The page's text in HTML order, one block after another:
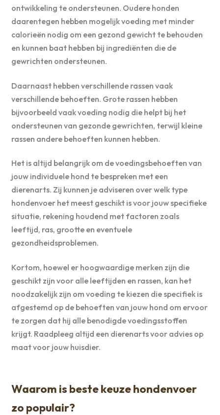
ontwikkeling te ondersteunen. Oudere honden
daarentegen hebben mogelijk voeding met minder
calorieën nodig om een gezond gewicht te behouden
en kunnen baat hebben bij ingrediënten die de
gewrichten ondersteunen.
Daarnaast hebben verschillende rassen vaak
verschillende behoeften. Grote rassen hebben
bijvoorbeeld vaak voeding nodig die helpt bij het
ondersteunen van gezonde gewrichten, terwijl kleine
rassen andere behoeften kunnen hebben.
Het is altijd belangrijk om de voedingsbehoeften van
jouw individuele hond te bespreken met een
dierenarts. Zij kunnen je adviseren over welk type
hondenvoer het meest geschikt is voor jouw specifieke
situatie, rekening houdend met factoren zoals
leeftijd, ras, grootte en eventuele
gezondheidsproblemen.
Kortom, hoewel er hoogwaardige merken zijn die
geschikt zijn voor alle leeftijden en rassen, kan het
noodzakelijk zijn om voeding te kiezen die specifiek is
afgestemd op de behoeften van jouw hond om ervoor
te zorgen dat hij alle benodigde voedingsstoffen
krijgt. Raadpleeg altijd een dierenarts voor advies op
maat voor jouw huisdier.
Waarom is beste keuze hondenvoer
zo populair?